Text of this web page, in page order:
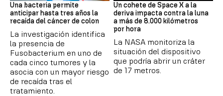
Una bacteria permite
anticipar hasta tres años la
recaída del cáncer de colon
La investigación identifica
la presencia de
Fusobacterium en uno de
cada cinco tumores y la
asocia con un mayor riesgo
de recaída tras el
tratamiento.
Un cohete de Space X a la
deriva impacta contra la luna
a más de 8.000 kilómetros
por hora
La NASA monitoriza la
situación del dispositivo
que podría abrir un cráter
de 17 metros.